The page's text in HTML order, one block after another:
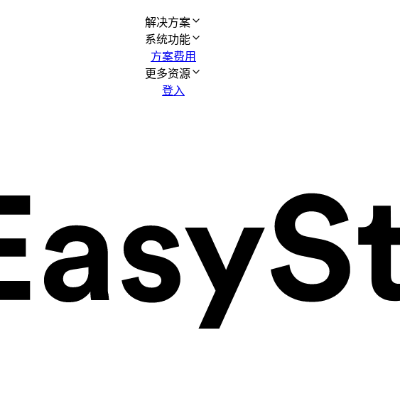
解决方案
系统功能
方案费用
更多资源
登入